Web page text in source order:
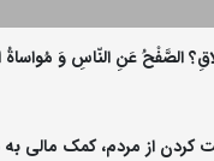
الصَّفْحُ عَنِ النّاسِ وَ مُواساةُ
از مردم، کمک مالى به